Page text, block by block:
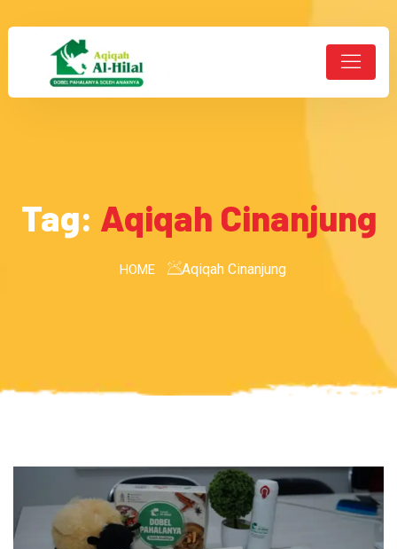
Tag: Aqiqah Cinanjung
HOME Aqiqah Cinanjung